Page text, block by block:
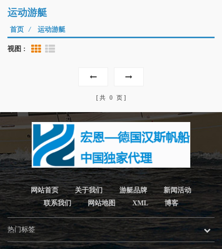
运动游艇
首页 / 运动游艇
视图 : Grid View
共 0 页
网站首页 关于我们 游艇品牌
新闻活动
联系我们
网站地图 XML 博客
热门标签